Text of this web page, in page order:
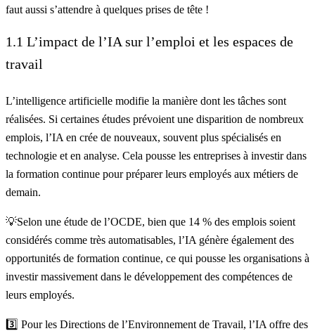
faut aussi s’attendre à quelques prises de tête !
1.1 L’impact de l’IA sur l’emploi et les espaces de
travail
L’intelligence artificielle modifie la manière dont les tâches sont
réalisées. Si certaines études prévoient une disparition de nombreux
emplois, l’IA en crée de nouveaux, souvent plus spécialisés en
technologie et en analyse. Cela pousse les entreprises à investir dans
la formation continue pour préparer leurs employés aux métiers de
demain.
💡Selon une étude de l’OCDE, bien que 14 % des emplois soient
considérés comme très automatisables, l’IA génère également des
opportunités de formation continue, ce qui pousse les organisations à
investir massivement dans le développement des compétences de
leurs employés.
3️⃣ Pour les Directions de l’Environnement de Travail, l’IA offre des